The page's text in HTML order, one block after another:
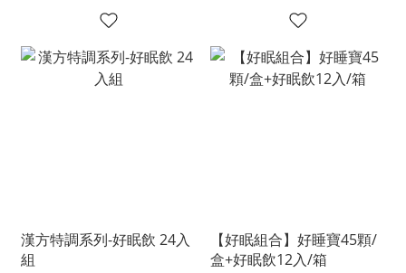
漢方特調系列-好眠飲 24入
組
【好眠組合】好睡寶45顆/
盒+好眠飲12入/箱